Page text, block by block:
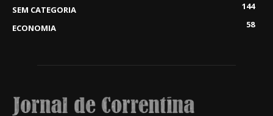
SEM CATEGORIA
144
ECONOMIA
58